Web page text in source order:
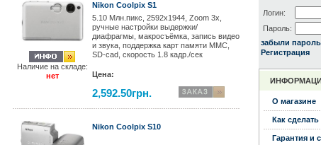
Наличие на складе:
нет
Nikon Coolpix S1
5.10 Mлн.пикс, 2592x1944, Zoom 3x,
ручные настройки выдержки/
диафрагмы, макросъёмка, запись видео
и звука, поддержка карт памяти MMС,
SD-cad, скорость 1.8 кадр./сек
Цена:
2,592.50грн.
Nikon Coolpix S10
Логин:
Пароль:
забыли
Регистрация
О магазине
Как сделать
Гарантия и